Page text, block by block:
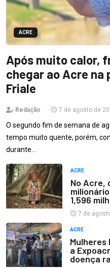
ACRE
Após muito calor,
chegar ao Acre na
Friale
Redação 7 de agosto de
O segundo fim de semana de
tempo muito quente, porém,
durante…
ACRE
No Acre,
1,596
7 de
ACRE
a
doença